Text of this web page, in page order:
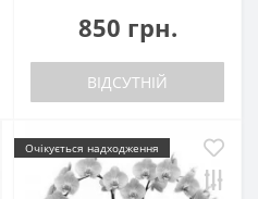
850 грн.
ВІДСУТНІЙ
Очікується надходження